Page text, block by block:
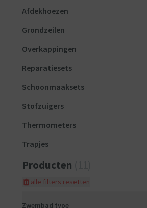
Afdekhoezen
Grondzeilen
Overkappingen
Reparatiesets
Schoonmaaksets
Stofzuigers
Thermometers
Trapjes
Producten
alle filters resetten
Zwembad type